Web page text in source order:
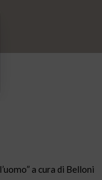
a cura di Belloni